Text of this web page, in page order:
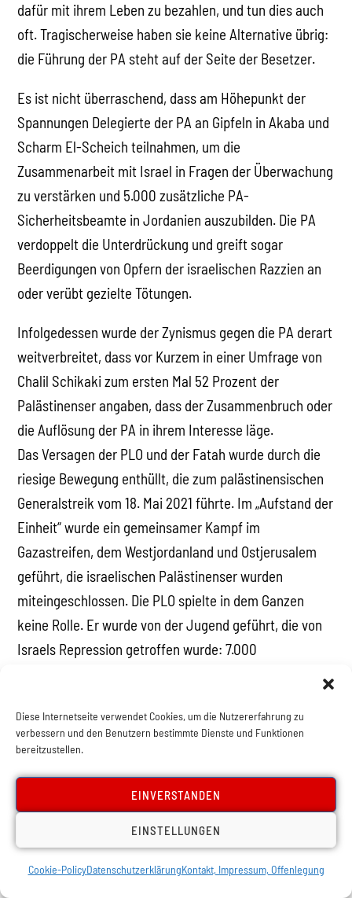
Diese Internetseite verwendet Cookies, um die Nutzererfahrung zu
verbessern und den Benutzern bestimmte Dienste und Funktionen
bereitzustellen.
EINVERSTANDEN
EINSTELLUNGEN
Cookie-PolicyDatenschutzerklärungKontakt, Impressum, Offenlegung
dafür mit ihrem Leben zu bezahlen, und tun dies auch
oft. Tragischerweise haben sie keine Alternative übrig:
die Führung der PA steht auf der Seite der Besetzer.
Es ist nicht überraschend, dass am Höhepunkt der
Spannungen Delegierte der PA an Gipfeln in Akaba und
Scharm El-Scheich teilnahmen, um die
Zusammenarbeit mit Israel in Fragen der Überwachung
zu verstärken und 5.000 zusätzliche PA-
Sicherheitsbeamte in Jordanien auszubilden. Die PA
verdoppelt die Unterdrückung und greift sogar
Beerdigungen von Opfern der israelischen Razzien an
oder verübt gezielte Tötungen.
Infolgedessen wurde der Zynismus gegen die PA derart
weitverbreitet, dass vor Kurzem in einer Umfrage von
Chalil Schikaki zum ersten Mal 52 Prozent der
Palästinenser angaben, dass der Zusammenbruch oder
die Auflösung der PA in ihrem Interesse läge.
Das Versagen der PLO und der Fatah wurde durch die
riesige Bewegung enthüllt, die zum palästinensischen
Generalstreik vom 18. Mai 2021 führte. Im „Aufstand der
Einheit“ wurde ein gemeinsamer Kampf im
Gazastreifen, dem Westjordanland und Ostjerusalem
geführt, die israelischen Palästinenser wurden
miteingeschlossen. Die PLO spielte in dem Ganzen
keine Rolle. Er wurde von der Jugend geführt, die von
Israels Repression getroffen wurde: 7.000
getöteten Palästinensern 106 in den letzten 27
Monaten getötet.
Nablus wurden vereinte bewaffnete
Verteidigungsgruppen von den Jugendlichen gebildet,